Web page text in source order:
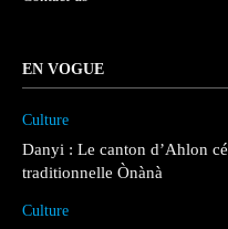
EN VOGUE
Culture
Danyi : Le canton d’Ahlon
traditionnelle Ònànà
Culture